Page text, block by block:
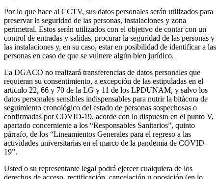
Por lo que hace al CCTV, sus datos personales serán utilizados para
preservar la seguridad de las personas, instalaciones y zona
perimetral. Estos serán utilizados con el objetivo de contar con un
control de entradas y salidas, procurar la seguridad de las personas y
las instalaciones y, en su caso, estar en posibilidad de identificar a las
personas en caso de que se vulnere algún bien jurídico.
La DGACO no realizará transferencias de datos personales que
requieran su consentimiento, a excepción de las estipuladas en el
artículo 22, 66 y 70 de la LG y 11 de los LPDUNAM, y salvo los
datos personales sensibles indispensables para nutrir la bitácora de
seguimiento cronológico del estado de personas sospechosas o
confirmadas por COVID-19, acorde con lo dispuesto en el punto V,
apartado concerniente a los “Responsables Sanitarios”, quinto
párrafo, de los “Lineamientos Generales para el regreso a las
actividades universitarias en el marco de la pandemia de COVID-
19”.
Usted o su representante legal podrá ejercer cualquiera de los